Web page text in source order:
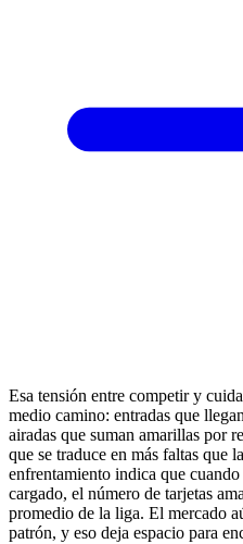
Esa tensión entre competir y
medio camino: entradas que
airadas que suman amarillas por
que se traduce en más faltas que
enfrentamiento indica que
cargado, el número de tarjetas
promedio de la liga. El mercado
patrón, y eso deja espacio para